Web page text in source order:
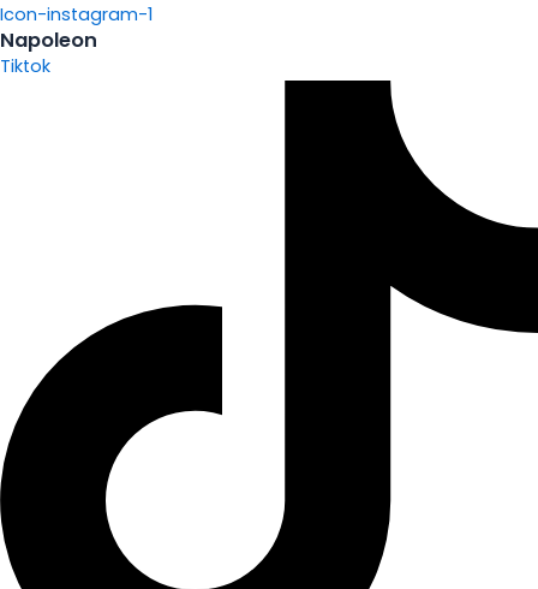
Icon-instagram-1
Napoleon
Tiktok